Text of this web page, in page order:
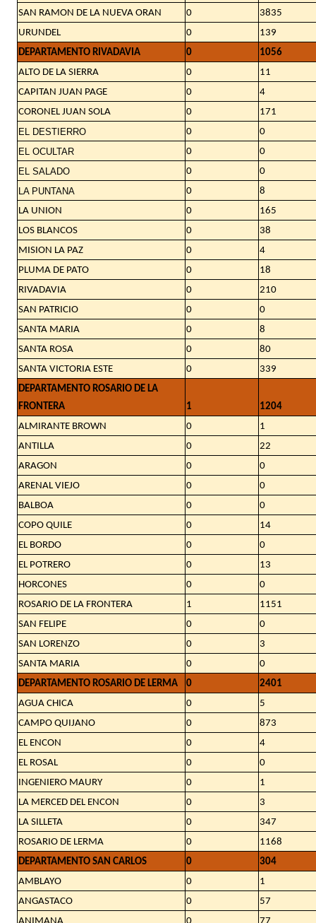
SAN RAMON DE LA NUEVA ORAN 0
3835
URUNDEL
0
139
DEPARTAMENTO RIVADAVIA
0
1056
ALTO DE LA SIERRA
0
11
CAPITAN JUAN PAGE
0
4
CORONEL JUAN SOLA
0
171
EL DESTIERRO
0
0
EL OCULTAR
0
0
EL SALADO
0
0
LA PUNTANA
0
8
LA UNION
0
165
LOS BLANCOS
0
38
MISION LA PAZ
0
4
PLUMA DE PATO
0
18
RIVADAVIA
0
210
SAN PATRICIO
0
0
SANTA MARIA
0
8
SANTA ROSA
0
80
SANTA VICTORIA ESTE
0
339
DEPARTAMENTO ROSARIO DE LA
FRONTERA
1
1204
ALMIRANTE BROWN
0
1
ANTILLA
0
22
ARAGON
0
0
ARENAL VIEJO
0
0
BALBOA
0
0
COPO QUILE
0
14
EL BORDO
0
0
EL POTRERO
0
13
HORCONES
0
0
ROSARIO DE LA FRONTERA
1
1151
SAN FELIPE
0
0
SAN LORENZO
0
3
SANTA MARIA
0
0
DEPARTAMENTO ROSARIO DE LERMA
0
2401
AGUA CHICA
0
5
CAMPO QUIJANO
0
873
EL ENCON
0
4
EL ROSAL
0
0
INGENIERO MAURY
0
1
LA MERCED DEL ENCON
0
3
LA SILLETA
0
347
ROSARIO DE LERMA
0
1168
DEPARTAMENTO SAN CARLOS
0
304
AMBLAYO
0
1
ANGASTACO
0
57